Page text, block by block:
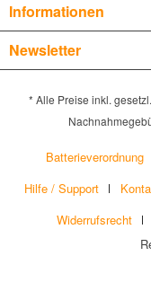
Informationen
Newsletter
* Alle Preise inkl.
Batterieverordnung
Hilfe / Support
Widerrufsrecht